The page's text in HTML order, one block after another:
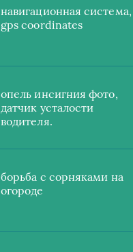
навигационная система,
gps coordinates
опель инсигния фото,
датчик усталости
водителя.
борьба с сорняками на
огороде